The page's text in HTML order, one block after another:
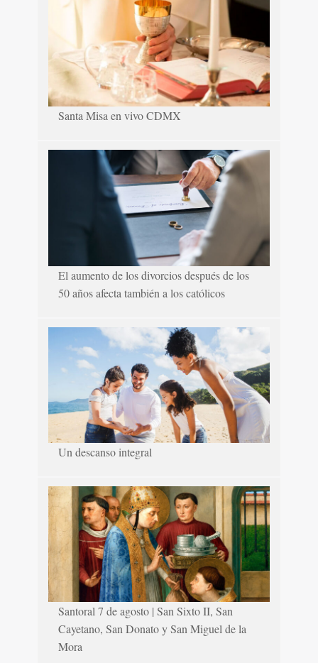
Santa Misa en vivo CDMX
El aumento de los divorcios después de los
50 años afecta también a los católicos
Un descanso integral
Santoral 7 de agosto | San Sixto II, San
Cayetano, San Donato y San Miguel de la
Mora